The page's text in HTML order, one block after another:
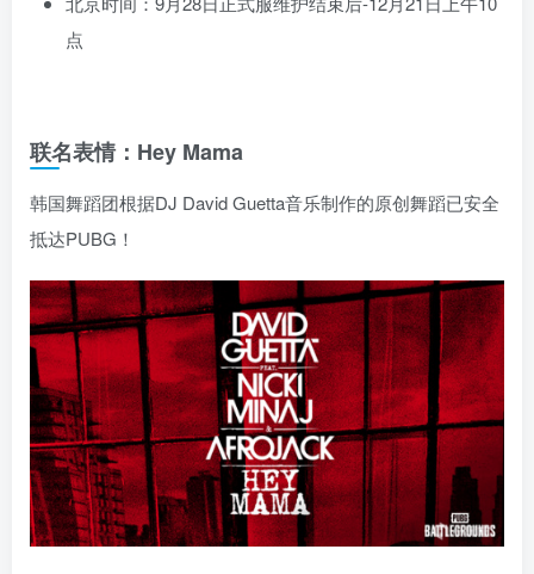
点
联名表情：Hey Mama
韩国舞蹈团根据DJ David Guetta音乐制作的原创舞蹈已安全
抵达PUBG！